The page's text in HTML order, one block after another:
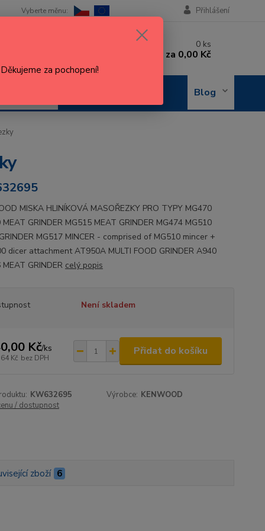
Blog
Přihlášení
0 ks
za 0,00 Kč
MISKA HLINÍKOVÁ MASOŘEZKY PRO TYPY MG470
GRINDER MG515 MEAT GRINDER MG474 MG510
MG517 MINCER - comprised of MG510 mincer +
dicer attachment AT950A MULTI FOOD GRINDER A940
GRINDER celý popis
Není skladem
Kč/ks
Kč bez DPH
Přidat do košíku
KW632695 Výrobce: KENWOOD
/ dostupnost
zboží 6
za pochopení!